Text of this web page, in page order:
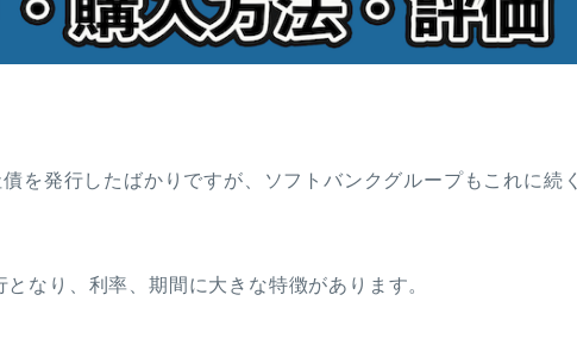
を発行したばかりですが、ソフトバンクグループもこれに続く
なり、利率、期間に大きな特徴があります。